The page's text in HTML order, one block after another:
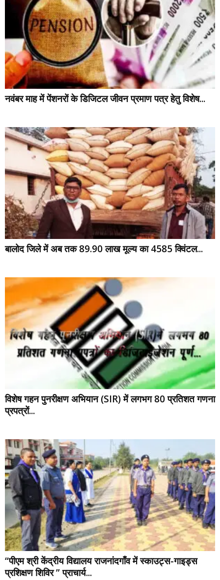
नवंबर माह में पेंशनरों के डिजिटल जीवन प्रमाण पत्र हेतु विशेष...
बालोद जिले में अब तक 89.90 लाख मूल्य का 4585 क्विंटल...
विशेष गहन पुनरीक्षण अभियान (SIR) में लगभग 80 प्रतिशत गणना
प्रपत्रों...
“पीएम श्री केंद्रीय विद्यालय राजनांदगाँव में स्काउट्स-गाइड्स
प्रशिक्षण शिविर ” प्राचार्य...